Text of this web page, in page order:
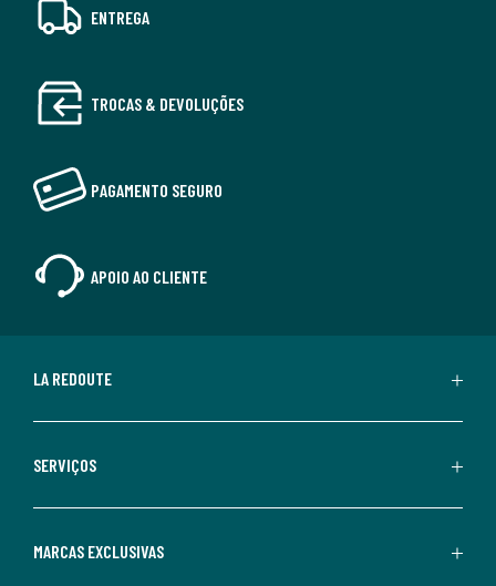
ENTREGA
TROCAS & DEVOLUÇÕES
PAGAMENTO SEGURO
APOIO AO CLIENTE
LA REDOUTE
SERVIÇOS
MARCAS EXCLUSIVAS